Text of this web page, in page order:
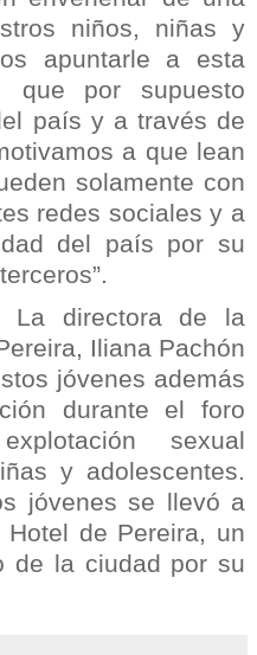
niños, niñas y
apuntarle a esta
que por supuesto
país y a través de
a que lean
solamente con
redes sociales y a
del país por su
La directora de la
Iliana Pachón
jóvenes además
durante el foro
sexual
y adolescentes.
jóvenes se llevó a
de Pereira, un
de la ciudad por su